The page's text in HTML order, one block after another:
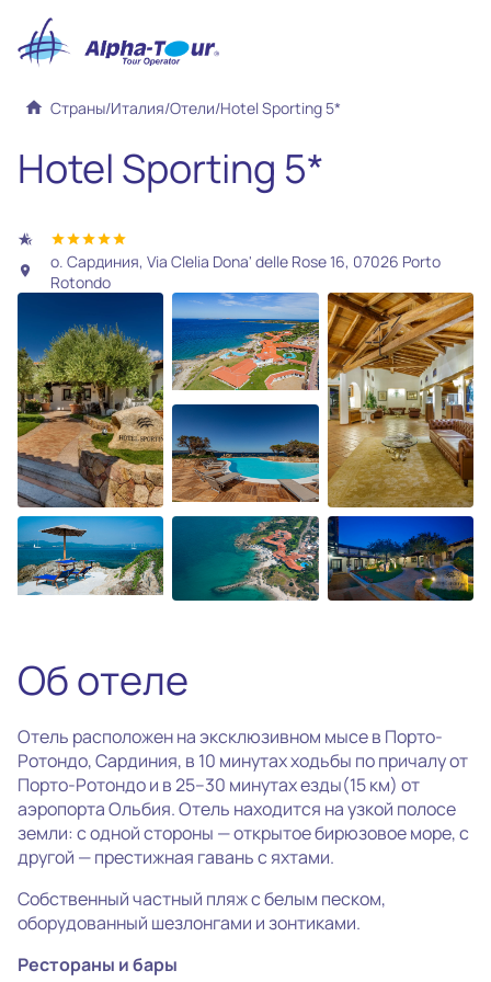
home Страны/Италия/Отели/Hotel Sporting 5*
Hotel Sporting 5*
hotel_class starstarstarstarstar
location_on
о. Сардиния, Via Clelia Dona' delle Rose 16, 07026 Porto
Rotondo
photo_camera
Все фотографии
(30)
Об отеле
Отель расположен на эксклюзивном мысе в Порто-
Ротондо, Сардиния, в 10 минутах ходьбы по причалу от
Порто-Ротондо и в 25–30 минутах езды(15 км) от
аэропорта Ольбия. Отель находится на узкой полосе
земли: с одной стороны — открытое бирюзовое море, с
другой — престижная гавань с яхтами.
Собственный частный пляж с белым песком,
оборудованный шезлонгами и зонтиками.
Рестораны и бары